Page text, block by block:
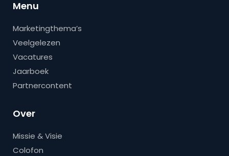
Menu
Marketingthema’s
Veelgelezen
Vacatures
Jaarboek
Partnercontent
Over
Missie & Visie
Colofon